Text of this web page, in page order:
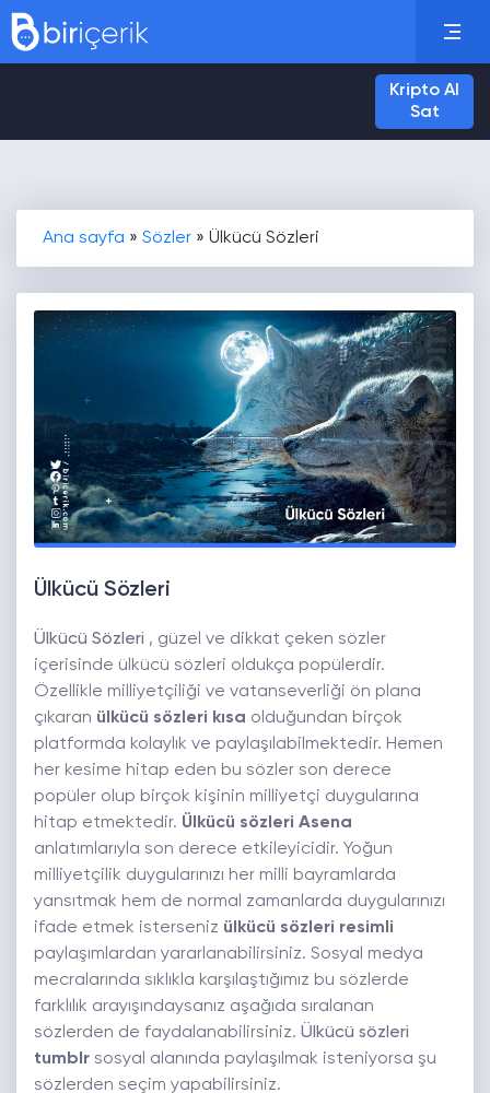
Kripto Al
Sat
Ana sayfa » Sözler » Ülkücü Sözleri
Ülkücü Sözleri
Ülkücü Sözleri , güzel ve dikkat çeken sözler
içerisinde ülkücü sözleri oldukça popülerdir.
Özellikle milliyetçiliği ve vatanseverliği ön plana
çıkaran ülkücü sözleri kısa olduğundan birçok
platformda kolaylık ve paylaşılabilmektedir. Hemen
her kesime hitap eden bu sözler son derece
popüler olup birçok kişinin milliyetçi duygularına
hitap etmektedir. Ülkücü sözleri Asena
anlatımlarıyla son derece etkileyicidir. Yoğun
milliyetçilik duygularınızı her milli bayramlarda
yansıtmak hem de normal zamanlarda duygularınızı
ifade etmek isterseniz ülkücü sözleri resimli
paylaşımlardan yararlanabilirsiniz. Sosyal medya
mecralarında sıklıkla karşılaştığımız bu sözlerde
farklılık arayışındaysanız aşağıda sıralanan
sözlerden de faydalanabilirsiniz. Ülkücü sözleri
tumblr sosyal alanında paylaşılmak isteniyorsa şu
sözlerden seçim yapabilirsiniz.